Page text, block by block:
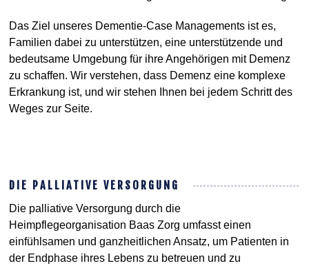
Das Ziel unseres Dementie-Case Managements ist es,
Familien dabei zu unterstützen, eine unterstützende und
bedeutsame Umgebung für ihre Angehörigen mit Demenz
zu schaffen. Wir verstehen, dass Demenz eine komplexe
Erkrankung ist, und wir stehen Ihnen bei jedem Schritt des
Weges zur Seite.
DIE PALLIATIVE VERSORGUNG
Die palliative Versorgung durch die
Heimpflegeorganisation Baas Zorg umfasst einen
einfühlsamen und ganzheitlichen Ansatz, um Patienten in
der Endphase ihres Lebens zu betreuen und zu